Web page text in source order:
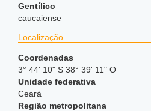
Gentílico
caucaiense
Localização
Coordenadas
3° 44' 10" S 38° 39' 11" O
Unidade federativa
Ceará
Região metropolitana